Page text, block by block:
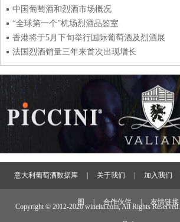
中国葡萄酒和烈酒市场概况
“全球第一个”机场烈酒品鉴室
香港将于5月下旬举行国际葡萄酒及烈酒展
法国烈酒销量三年来首次出现增长
意大利葡萄酒数据库 关于我们 加入我们
图 合作伙伴 友情链接
Copyright © 2012-2026 wineita.com, All Rights Reserved.